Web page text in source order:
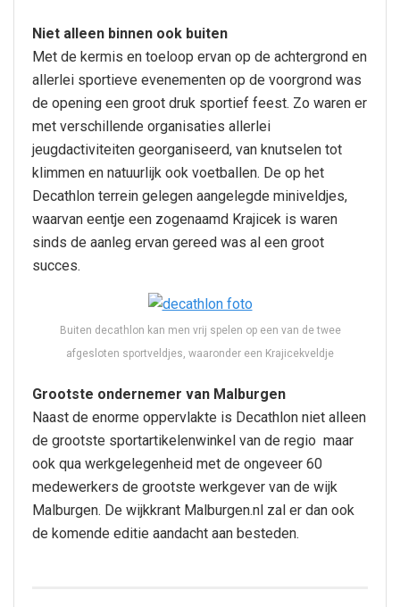
Niet alleen binnen ook buiten
Met de kermis en toeloop ervan op de achtergrond en
allerlei sportieve evenementen op de voorgrond was
de opening een groot druk sportief feest. Zo waren er
met verschillende organisaties allerlei
jeugdactiviteiten georganiseerd, van knutselen tot
klimmen en natuurlijk ook voetballen. De op het
Decathlon terrein gelegen aangelegde miniveldjes,
waarvan eentje een zogenaamd Krajicek is waren
sinds de aanleg ervan gereed was al een groot
succes.
Buiten decathlon kan men vrij spelen op een van de twee
afgesloten sportveldjes, waaronder een Krajicekveldje
Grootste ondernemer van Malburgen
Naast de enorme oppervlakte is Decathlon niet alleen
de grootste sportartikelenwinkel van de regio maar
ook qua werkgelegenheid met de ongeveer 60
medewerkers de grootste werkgever van de wijk
Malburgen. De wijkkrant Malburgen.nl zal er dan ook
de komende editie aandacht aan besteden.